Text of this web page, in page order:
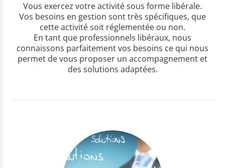
Vous exercez votre activité sous forme libérale.
Vos besoins en gestion sont très spécifiques, que
cette activité soit réglementée ou non.
En tant que professionnels libéraux, nous
connaissons parfaitement vos besoins ce qui nous
permet de vous proposer un accompagnement et
des solutions adaptées.